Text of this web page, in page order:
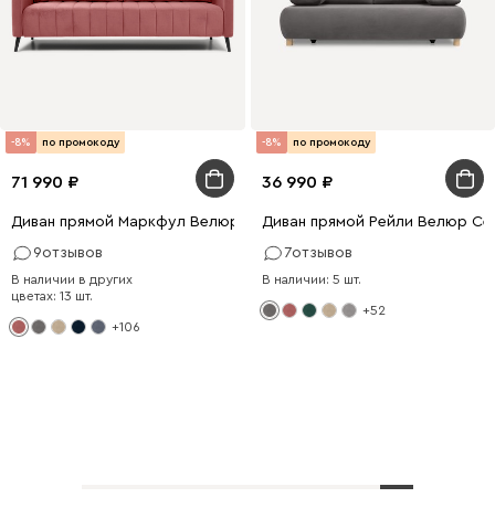
-8% по промокоду
71 990
Диван прямой Маркфул Велюр Розовый
9отзывов
В наличии в других
цветах: 13 шт.
+106
-8% по промокоду
36 990
Диван прямой Рейли Велюр
7отзывов
В наличии: 5 шт.
+52